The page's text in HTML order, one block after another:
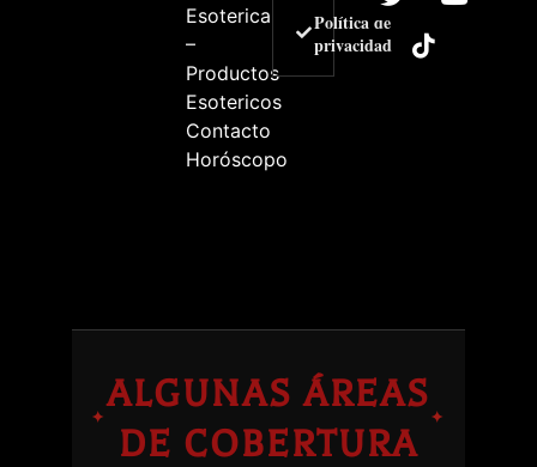
Esoterica
–
Productos
Esotericos
Contacto
Horóscopo
Política de
privacidad
✦
ALGUNAS ÁREAS
DE COBERTURA
✦